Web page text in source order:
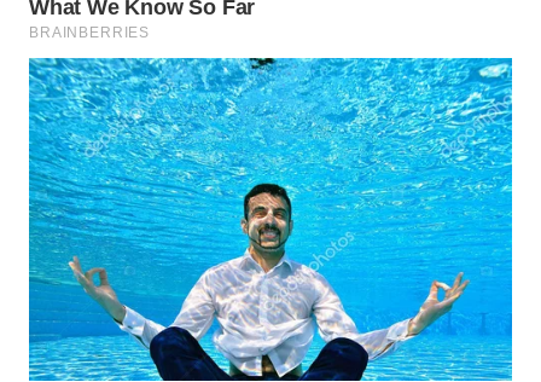
PRIANGAN
TIMUR
WN
SEMARANG
WN
SOLO
WN
BOROBUDUR
WN